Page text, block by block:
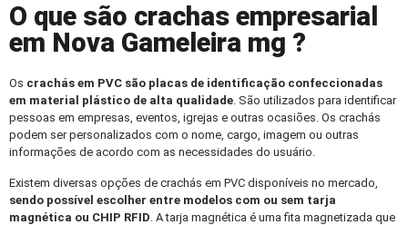
O que são crachas empresarial
em Nova Gameleira mg ?
Os crachás em PVC são placas de identificação confeccionadas
em material plástico de alta qualidade. São utilizados para identificar
pessoas em empresas, eventos, igrejas e outras ocasiões. Os crachás
podem ser personalizados com o nome, cargo, imagem ou outras
informações de acordo com as necessidades do usuário.
Existem diversas opções de crachás em PVC disponíveis no mercado,
sendo possível escolher entre modelos com ou sem tarja
magnética ou CHIP RFID. A tarja magnética é uma fita magnetizada que